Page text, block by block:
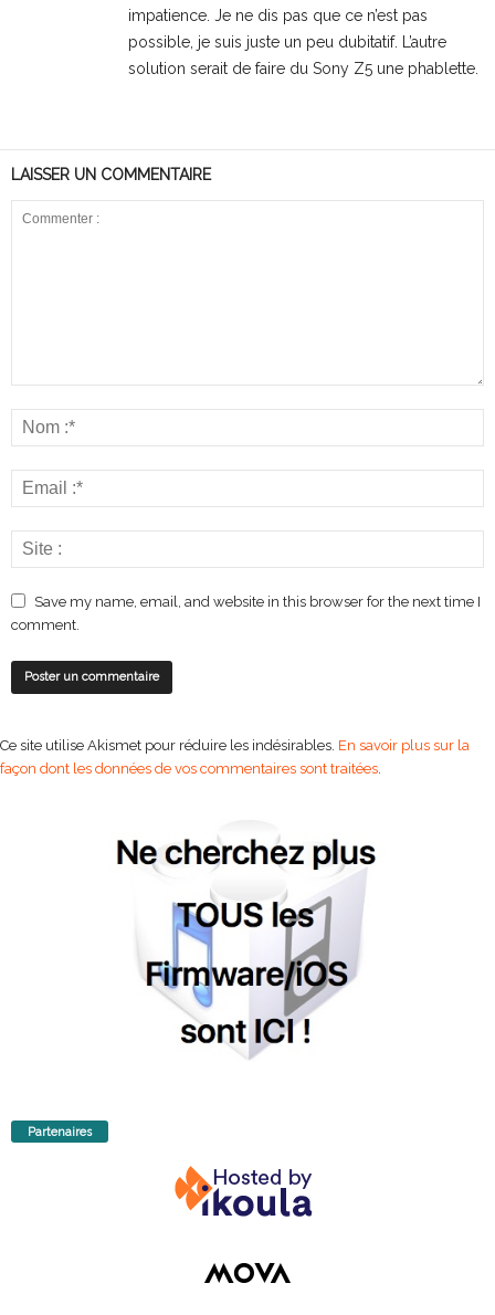
impatience. Je ne dis pas que ce n’est pas
possible, je suis juste un peu dubitatif. L’autre
solution serait de faire du Sony Z5 une phablette.
LAISSER UN COMMENTAIRE
Save my name, email, and website in this browser for the next time I
comment.
Ce site utilise Akismet pour réduire les indésirables. En savoir plus sur la
façon dont les données de vos commentaires sont traitées.
Partenaires